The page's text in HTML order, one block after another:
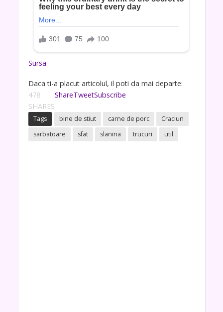
Sursa
Daca ti-a placut articolul, il poti da mai departe:
478
SHARES
ShareTweetSubscribe
Tags bine de stiut carne de porc
Craciun
sarbatoare
sfat slanina trucuri util